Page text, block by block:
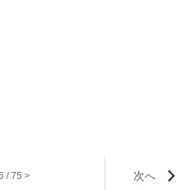
/ 75 > 次へ